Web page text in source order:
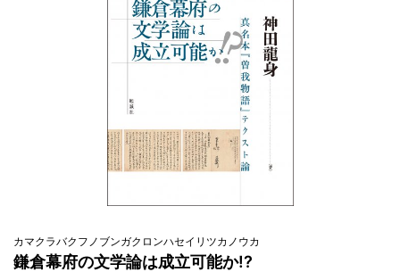
カマクラバクフノブンガクロンハセイリツカノウカ
鎌倉幕府の文学論は成立可能か!?